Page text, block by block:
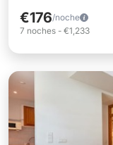
€176/noche
7 noches - €1,233